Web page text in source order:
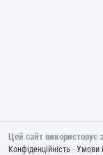
Цей сайт використовує
Конфіденційність - Умови